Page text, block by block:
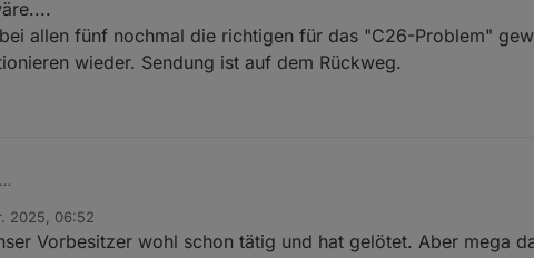
allen fünf nochmal die richtigen für das "C26-Problem"
wieder. Sendung ist auf dem Rückweg.
wäre....
jedenfalls bei allen fünf nochmal die richtigen für das "C26-Problem"
2025, 06:52
Vorbesitzer wohl schon tätig und hat gelötet. Aber mega